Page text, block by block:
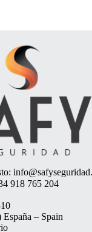
918 765 204
– Spain